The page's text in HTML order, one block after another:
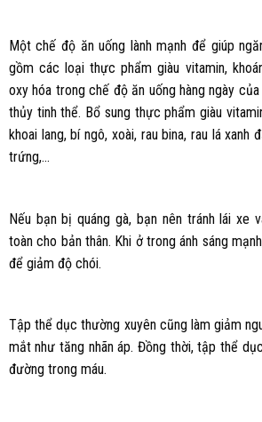
Một chế độ ăn uống lành mạnh để giúp
gồm các loại thực phẩm giàu vitamin,
oxy hóa trong chế độ ăn uống hàng ngày
thủy tinh thể. Bổ sung thực phẩm giàu
khoai lang, bí ngô, xoài, rau bina, rau lá xanh
trứng,…
Nếu bạn bị quáng gà, bạn nên tránh lái xe
toàn cho bản thân. Khi ở trong ánh sáng
để giảm độ chói.
Tập thể dục thường xuyên cũng làm giảm
mắt như tăng nhãn áp. Đồng thời, tập thể
đường trong máu.